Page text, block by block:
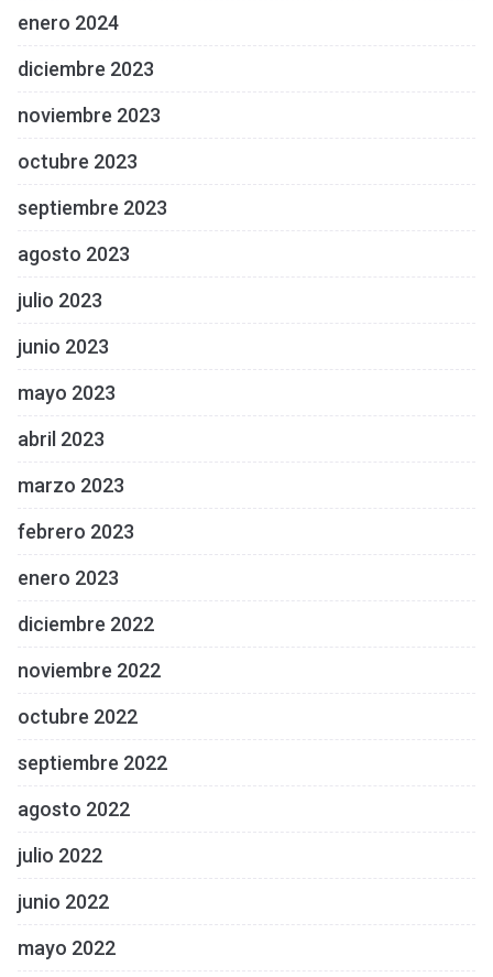
enero 2024
diciembre 2023
noviembre 2023
octubre 2023
septiembre 2023
agosto 2023
julio 2023
junio 2023
mayo 2023
abril 2023
marzo 2023
febrero 2023
enero 2023
diciembre 2022
noviembre 2022
octubre 2022
septiembre 2022
agosto 2022
julio 2022
junio 2022
mayo 2022